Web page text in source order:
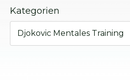
Kategorien